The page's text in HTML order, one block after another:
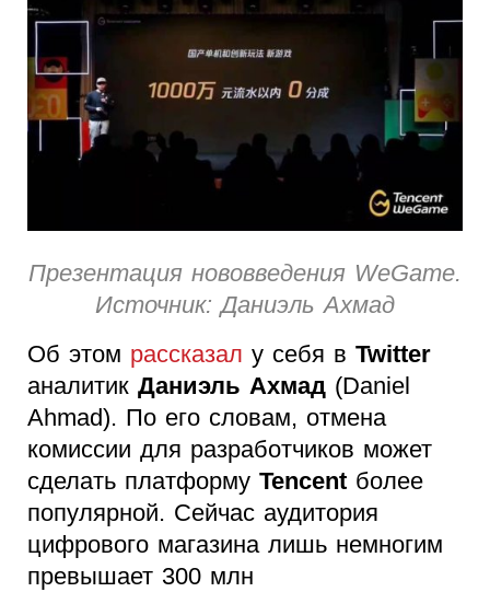
Презентация нововведения WeGame.
Источник: Даниэль Ахмад
Об этом рассказал у себя в Twitter
аналитик Даниэль Ахмад (Daniel
Ahmad). По его словам, отмена
комиссии для разработчиков может
сделать платформу Tencent более
популярной. Сейчас аудитория
цифрового магазина лишь немногим
превышает 300 млн